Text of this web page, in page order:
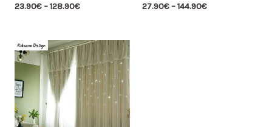
23.90€–128.90€ 27.90€ –144.90€